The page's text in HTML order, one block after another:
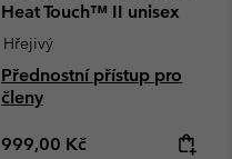
Heat Touch™ II unisex
Hřejivý
Přednostní přístup pro
členy
Regular price:
999,00 Kč